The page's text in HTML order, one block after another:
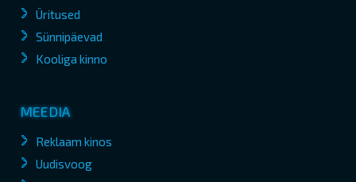
Üritused
Sünnipäevad
Kooliga kinno
MEEDIA
Reklaam kinos
Uudisvoog